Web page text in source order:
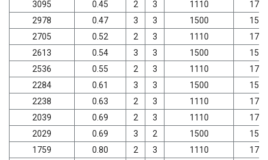
3095 0.45 2 3 1110
2978
0.47 3 3 1500
2705
0.52 2 3 1110
2613
0.54 3 3 1500
2536
0.55 2 3 1110
2284
0.61 3 3 1500
2238
0.63 2 3 1110
2039
0.69 2 3 1110
2029
0.69 3 2 1500
1759
0.80 2 3 1110